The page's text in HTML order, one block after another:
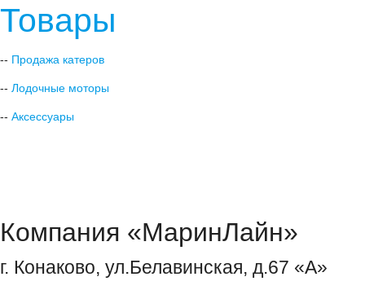
Товары
-- Продажа катеров
-- Лодочные моторы
-- Аксессуары
Компания «МаринЛайн»
г. Конаково, ул.Белавинская, д.67 «А»